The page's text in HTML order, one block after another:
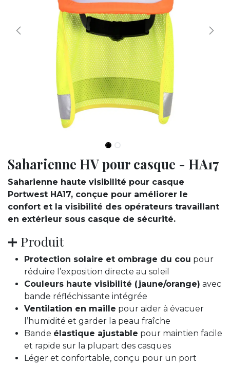
Saharienne HV pour casque - HA17
Saharienne haute visibilité pour casque
Portwest HA17, conçue pour améliorer le
confort et la visibilité des opérateurs travaillant
en extérieur sous casque de sécurité.
➕ Produit
Protection solaire et ombrage du cou pour
réduire l’exposition directe au soleil
Couleurs haute visibilité (jaune/orange) avec
bande réfléchissante intégrée
Ventilation en maille pour aider à évacuer
l’humidité et garder la peau fraîche
Bande élastique ajustable pour maintien facile
et rapide sur la plupart des casques
Léger et confortable, conçu pour un port